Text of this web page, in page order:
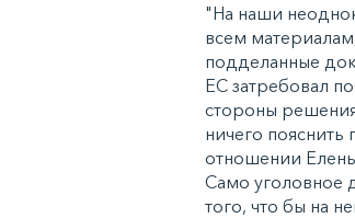
"На наши
всем
подделанные
ЕС затребовал
стороны
ничего
отношении
Само уголовное
того, что бы на